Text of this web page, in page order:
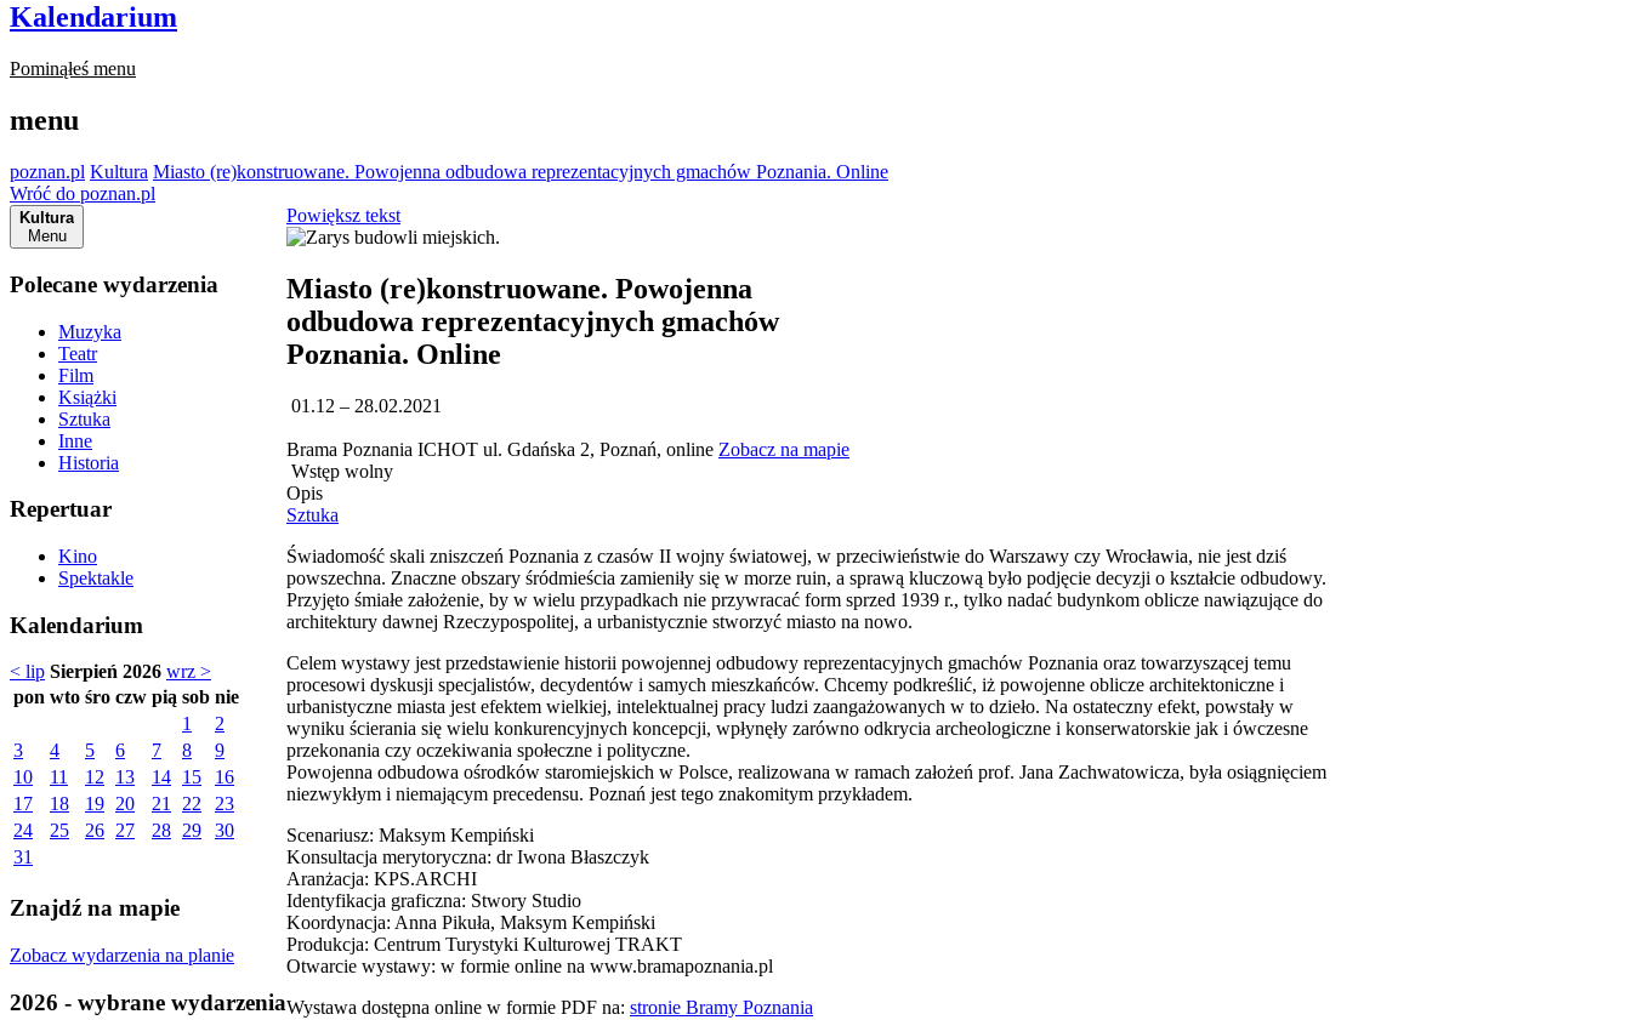
Kalendarium
Pominąłeś menu
menu
poznan.pl Kultura Miasto (re)konstruowane. Powojenna odbudowa reprezentacyjnych gmachów Poznania. Online
Wróć do poznan.pl
Kultura
Menu
Polecane wydarzenia
Muzyka
Teatr
Film
Książki
Sztuka
Inne
Historia
Repertuar
Kino
Spektakle
Kalendarium
< lip Sierpień 2026 wrz >
pon wto śro czw pią sob nie
1
2
3
4 5 6 7 8
9
10
11 12 13 14 15
16
17
18 19 20 21 22
23
24
25 26 27 28 29
30
31
Znajdź na mapie
Zobacz wydarzenia na planie
2026 - wybrane wydarzenia
Powiększ tekst
Miasto (re)konstruowane. Powojenna
odbudowa reprezentacyjnych gmachów
Poznania. Online
01.12 – 28.02.2021
Brama Poznania ICHOT ul. Gdańska 2, Poznań, online Zobacz na mapie
Wstęp wolny
Opis
Sztuka
Świadomość skali zniszczeń Poznania z czasów II wojny światowej, w przeciwieństwie do Warszawy czy Wrocławia, nie jest dziś
powszechna. Znaczne obszary śródmieścia zamieniły się w morze ruin, a sprawą kluczową było podjęcie decyzji o kształcie odbudowy.
Przyjęto śmiałe założenie, by w wielu przypadkach nie przywracać form sprzed 1939 r., tylko nadać budynkom oblicze nawiązujące do
architektury dawnej Rzeczypospolitej, a urbanistycznie stworzyć miasto na nowo.
Celem wystawy jest przedstawienie historii powojennej odbudowy reprezentacyjnych gmachów Poznania oraz towarzyszącej temu
procesowi dyskusji specjalistów, decydentów i samych mieszkańców. Chcemy podkreślić, iż powojenne oblicze architektoniczne i
urbanistyczne miasta jest efektem wielkiej, intelektualnej pracy ludzi zaangażowanych w to dzieło. Na ostateczny efekt, powstały w
wyniku ścierania się wielu konkurencyjnych koncepcji, wpłynęły zarówno odkrycia archeologiczne i konserwatorskie jak i ówczesne
przekonania czy oczekiwania społeczne i polityczne.
Powojenna odbudowa ośrodków staromiejskich w Polsce, realizowana w ramach założeń prof. Jana Zachwatowicza, była osiągnięciem
niezwykłym i niemającym precedensu. Poznań jest tego znakomitym przykładem.
Scenariusz: Maksym Kempiński
Konsultacja merytoryczna: dr Iwona Błaszczyk
Aranżacja: KPS.ARCHI
Identyfikacja graficzna: Stwory Studio
Koordynacja: Anna Pikuła, Maksym Kempiński
Produkcja: Centrum Turystyki Kulturowej TRAKT
Otwarcie wystawy: w formie online na www.bramapoznania.pl
Wystawa dostępna online w formie PDF na: stronie Bramy Poznania